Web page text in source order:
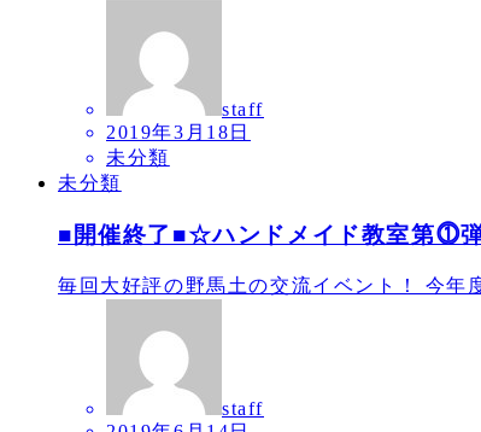
staff
2019年3月18日
未分類
未分類
■開催終了■☆ハンドメイド教室第⓵
毎回大好評の野馬土の交流イベント！ 今
staff